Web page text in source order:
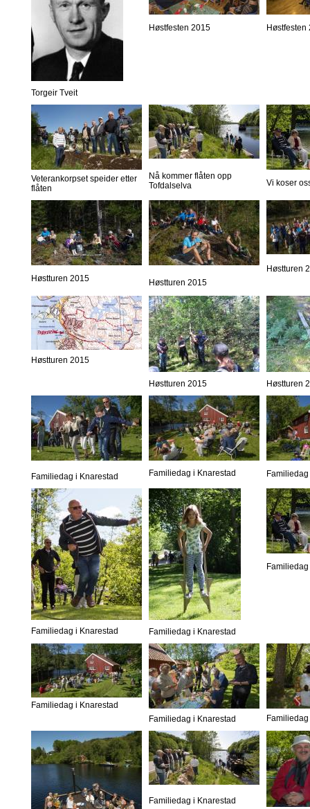
Torgeir Tveit
Høstfesten 2015 Høstfesten
Veterankorpset speider etter
flåten
Nå kommer flåten opp
Tofdalselva
Vi koser
Høstturen 2015 Høstturen 2015
Høstturen
Høstturen 2015
Høstturen 2015 Høstturen
Familiedag i Knarestad Familiedag i Knarestad
Familiedag i Knarestad Familiedag i Knarestad
Familiedag i Knarestad
Familiedag i Knarestad
Familiedag i Knarestad